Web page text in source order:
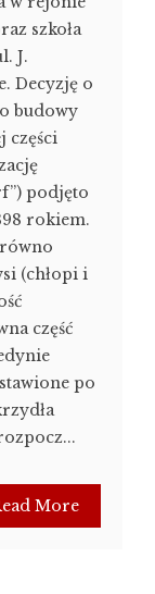
szkoła
J.
Decyzję o
budowy
części
podjęto
rokiem.
(chłopi i
część
po
More